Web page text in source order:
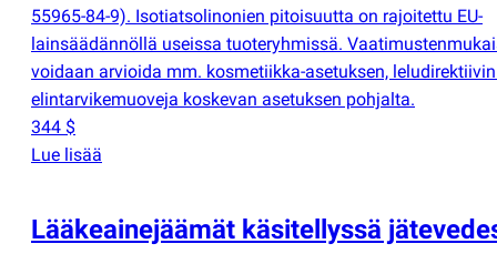
55965-84-9). Isotiatsolinonien pitoisuutta on rajoitettu EU-
lainsäädännöllä useissa tuoteryhmissä.
voidaan arvioida mm. kosmetiikka-asetuksen,
elintarvikemuoveja koskevan asetuksen pohjalta.
344 $
Lue lisää
Lääkeainejäämät käsitellyssä